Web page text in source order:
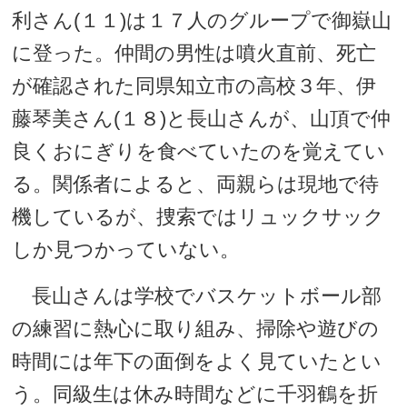
利さん(１１)は１７人のグループで御嶽山
に登った。仲間の男性は噴火直前、死亡
が確認された同県知立市の高校３年、伊
藤琴美さん(１８)と長山さんが、山頂で仲
良くおにぎりを食べていたのを覚えてい
る。関係者によると、両親らは現地で待
機しているが、捜索ではリュックサック
しか見つかっていない。
長山さんは学校でバスケットボール部
の練習に熱心に取り組み、掃除や遊びの
時間には年下の面倒をよく見ていたとい
う。同級生は休み時間などに千羽鶴を折